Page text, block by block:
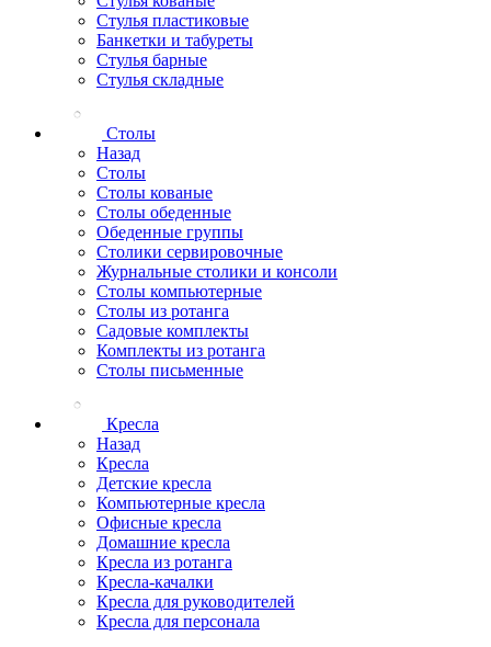
Стулья пластиковые
Банкетки и табуреты
Стулья барные
Стулья складные
Столы
Назад
Столы
Столы кованые
Столы обеденные
Обеденные группы
Столики сервировочные
Журнальные столики и консоли
Столы компьютерные
Столы из ротанга
Садовые комплекты
Комплекты из ротанга
Столы письменные
Кресла
Назад
Кресла
Детские кресла
Компьютерные кресла
Офисные кресла
Домашние кресла
Кресла из ротанга
Кресла-качалки
Кресла для руководителей
Кресла для персонала